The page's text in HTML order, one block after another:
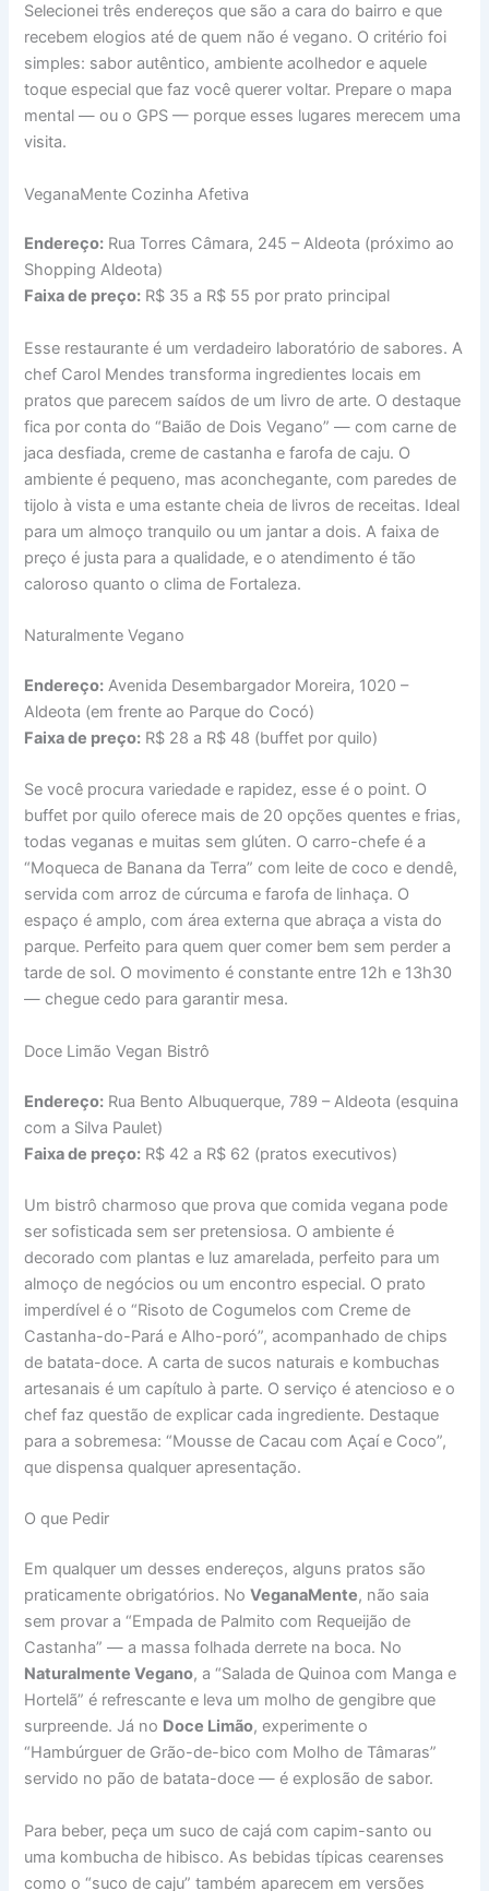
Selecionei três endereços que são a cara do bairro e que
recebem elogios até de quem não é vegano. O critério foi
simples: sabor autêntico, ambiente acolhedor e aquele
toque especial que faz você querer voltar. Prepare o mapa
mental — ou o GPS — porque esses lugares merecem uma
visita.
VeganaMente Cozinha Afetiva
Endereço: Rua Torres Câmara, 245 – Aldeota (próximo ao
Shopping Aldeota)
Faixa de preço: R$ 35 a R$ 55 por prato principal
Esse restaurante é um verdadeiro laboratório de sabores. A
chef Carol Mendes transforma ingredientes locais em
pratos que parecem saídos de um livro de arte. O destaque
fica por conta do “Baião de Dois Vegano” — com carne de
jaca desfiada, creme de castanha e farofa de caju. O
ambiente é pequeno, mas aconchegante, com paredes de
tijolo à vista e uma estante cheia de livros de receitas. Ideal
para um almoço tranquilo ou um jantar a dois. A faixa de
preço é justa para a qualidade, e o atendimento é tão
caloroso quanto o clima de Fortaleza.
Naturalmente Vegano
Endereço: Avenida Desembargador Moreira, 1020 –
Aldeota (em frente ao Parque do Cocó)
Faixa de preço: R$ 28 a R$ 48 (buffet por quilo)
Se você procura variedade e rapidez, esse é o point. O
buffet por quilo oferece mais de 20 opções quentes e frias,
todas veganas e muitas sem glúten. O carro-chefe é a
“Moqueca de Banana da Terra” com leite de coco e dendê,
servida com arroz de cúrcuma e farofa de linhaça. O
espaço é amplo, com área externa que abraça a vista do
parque. Perfeito para quem quer comer bem sem perder a
tarde de sol. O movimento é constante entre 12h e 13h30
— chegue cedo para garantir mesa.
Doce Limão Vegan Bistrô
Endereço: Rua Bento Albuquerque, 789 – Aldeota (esquina
com a Silva Paulet)
Faixa de preço: R$ 42 a R$ 62 (pratos executivos)
Um bistrô charmoso que prova que comida vegana pode
ser sofisticada sem ser pretensiosa. O ambiente é
decorado com plantas e luz amarelada, perfeito para um
almoço de negócios ou um encontro especial. O prato
imperdível é o “Risoto de Cogumelos com Creme de
Castanha-do-Pará e Alho-poró”, acompanhado de chips
de batata-doce. A carta de sucos naturais e kombuchas
artesanais é um capítulo à parte. O serviço é atencioso e o
chef faz questão de explicar cada ingrediente. Destaque
para a sobremesa: “Mousse de Cacau com Açaí e Coco”,
que dispensa qualquer apresentação.
O que Pedir
Em qualquer um desses endereços, alguns pratos são
praticamente obrigatórios. NoVeganaMente, não saia
sem provar a “Empada de Palmito com Requeijão de
Castanha” — a massa folhada derrete na boca. No
Naturalmente Vegano, a “Salada de Quinoa com Manga e
Hortelã” é refrescante e leva um molho de gengibre que
surpreende. Já no Doce Limão, experimente o
“Hambúrguer de Grão-de-bico com Molho de Tâmaras”
servido no pão de batata-doce — é explosão de sabor.
Para beber, peça um suco de cajá com capim-santo ou
uma kombucha de hibisco. As bebidas típicas cearenses
como o “suco de caju” também aparecem em versões